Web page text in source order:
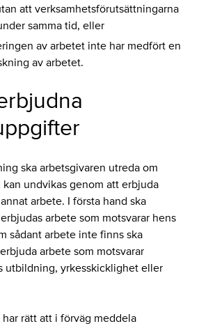
att verksamhetsförutsättningarna
samma tid, eller
av arbetet inte har medfört en
av arbetet.
ska arbetsgivaren utreda om
undvikas genom att erbjuda
arbete. I första hand ska
arbete som motsvarar hens
sådant arbete inte finns ska
arbete som motsvarar
utbildning, yrkesskicklighet eller
rätt att i förväg meddela